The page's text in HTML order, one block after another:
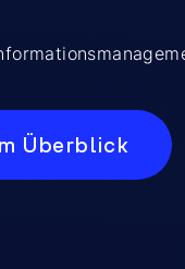
Überblick